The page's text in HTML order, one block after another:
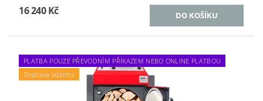
16 240 Kč
PLATBA POUZE PŘEVODNÍM PŘÍKAZEM NEBO ONLINE PLATBOU
Doprava zdarma